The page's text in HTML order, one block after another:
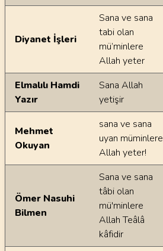
Diyanet İşleri
Sana ve sana
tabi olan
mü’minlere
Allah yeter
Elmalılı Hamdi
Yazır
Sana Allah
yetişir
Mehmet
Okuyan
sana ve sana
uyan müminlere
Allah yeter!
Ömer Nasuhi
Bilmen
Sana ve sana
tâbi olan
mü'minlere
Allah Teâlâ
kâfidir